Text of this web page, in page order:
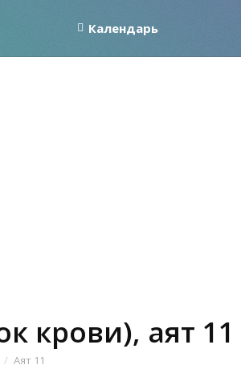
Календарь
крови), аят 11
Аят 11